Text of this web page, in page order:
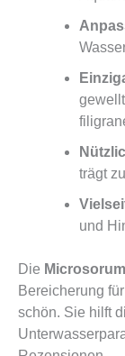
trägt
und
Die
Bereicherung
schön. Sie hilft